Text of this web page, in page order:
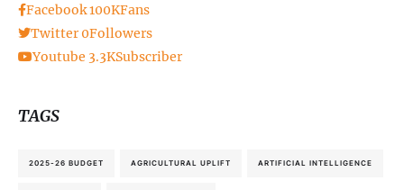
Facebook100KFans
Twitter 0Followers
Youtube 3.3KSubscriber
TAGS
2025-26 BUDGET AGRICULTURAL UPLIFT ARTIFICIAL INTELLIGENCE